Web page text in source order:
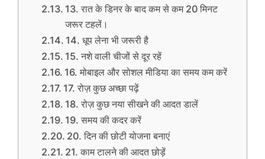
13. रात के डिनर के बाद कम से कम 20 मिनट
जरूर टहलें।
14. धूप लेना भी जरूरी है
15. नशे वाली चीजों से दूर रहें
16. मोबाइल और सोशल मीडिया का समय कम करें
17. रोज़ कुछ अच्छा पढ़ें
18. रोज़ कुछ नया सीखने की आदत डालें
19. समय की कदर करें
20. दिन की छोटी योजना बनाएं
21. काम टालने की आदत छोड़ें